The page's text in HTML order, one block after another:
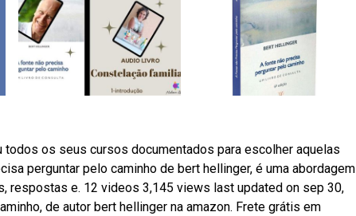
os seus cursos documentados para escolher aquelas
perguntar pelo caminho de bert hellinger, é uma abordagem
respostas e. 12 videos 3,145 views last updated on sep 30,
de autor bert hellinger na amazon. Frete grátis em